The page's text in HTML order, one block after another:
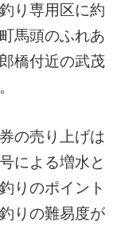
り専用区に約
馬頭のふれあ
橋付近の武茂
の売り上げは
による増水と
りのポイント
りの難易度が